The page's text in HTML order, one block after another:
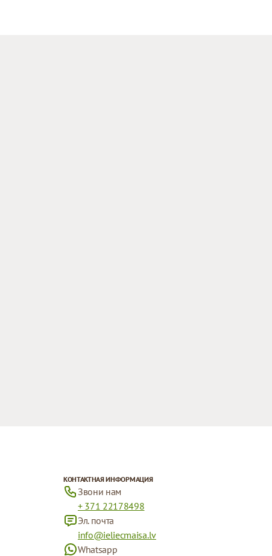
КОНТАКТНАЯ ИНФОРМАЦИЯ
Звони нам
+ 371 22178498
Эл. почта
info@ieliecmaisa.lv
Whatsapp